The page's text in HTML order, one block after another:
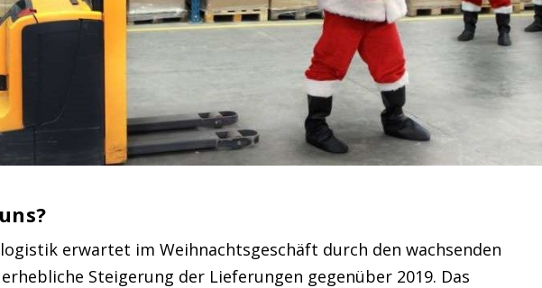
erwartet im Weihnachtsgeschäft durch den wachsenden
Steigerung der Lieferungen gegenüber 2019. Das